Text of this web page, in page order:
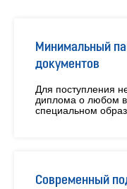
Минимальный
документов
Для поступления
диплома о любом
специальном
Современный